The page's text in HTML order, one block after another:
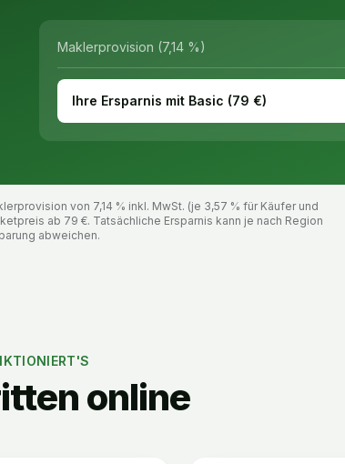
Maklerprovision (7,14 %)
Ihre Ersparnis mit Basic (79 €)
von 7,14 % inkl. MwSt. (je 3,57 % für Käufer und
ab 79 €. Tatsächliche Ersparnis kann je nach Region
abweichen.
online